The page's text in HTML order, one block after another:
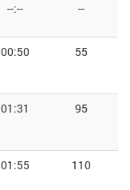
--:-- --
00:50 55
01:31 95
01:55 110